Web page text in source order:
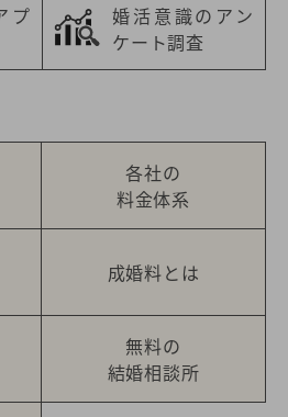
プ
婚活意識のアン
ケート調査
各社の
料金体系
成婚料とは
無料の
結婚相談所